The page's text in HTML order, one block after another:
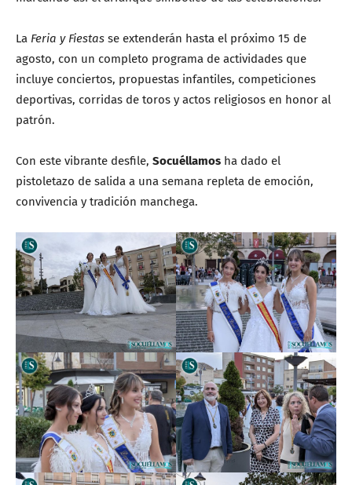
La Feria y Fiestas se extenderán hasta el próximo 15 de
agosto, con un completo programa de actividades que
incluye conciertos, propuestas infantiles, competiciones
deportivas, corridas de toros y actos religiosos en honor al
patrón.
Con este vibrante desfile, Socuéllamos ha dado el
pistoletazo de salida a una semana repleta de emoción,
convivencia y tradición manchega.